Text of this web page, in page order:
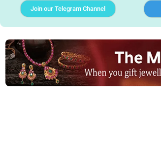
Join our Telegram Channel